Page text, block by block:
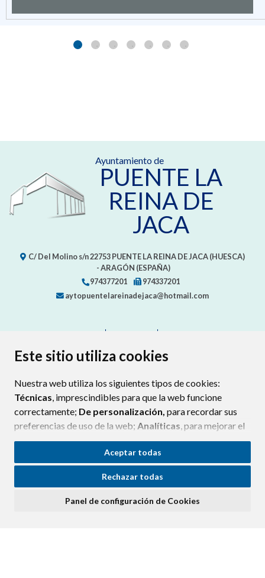
Este sitio utiliza cookies
Nuestra web utiliza los siguientes tipos de cookies:
Técnicas, imprescindibles para que la web funcione
correctamente; De personalización, para recordar sus
preferencias de uso de la web; Analíticas, para mejorar el
funcionamiento de la web y sus servicios.
Si acepta pulsando el botón“Aceptar todas”
consideramos que acepta su uso. Si pulsa el botón
ninguna acción, se guardarán las cookies técnicas
Aceptar todas
Rechazar todas
Panel de configuración de Cookies
Ayuntamiento de
PUENTE LA
REINA DE
JACA
C/ Del Molino s/n22753PUENTE LA REINA DE JACA (HUESCA)
- ARAGÓN (ESPAÑA)
974377201
974337201
aytopuentelareinadejaca@hotmail.com
PROTECCIÓN DE DATOS
POLÍTICA DE COOKIES